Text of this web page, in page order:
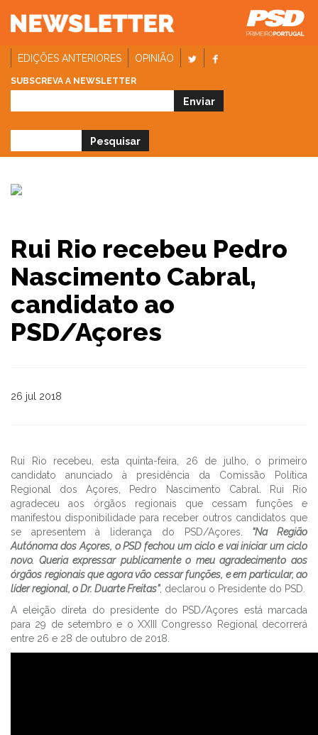
EDIÇÕES ANTERIORES OPINIÃO
SUBSCREVA A NEWSLETTER
Rui Rio recebeu Pedro
Nascimento Cabral,
candidato ao
PSD/Açores
26 jul 2018
Rui Rio recebeu, esta quinta-feira, 26 de julho, o primeiro
candidato anunciado à presidência da Comissão Política
Regional dos Açores, Pedro Nascimento Cabral. Rui Rio
agradeceu aos órgãos regionais que cessam funções e
manifestou disponibilidade para receber outros candidatos que
se apresentem à liderança do PSD/Açores. “Na Região
Autónoma dos Açores, o PSD fechou um ciclo e vai iniciar um ciclo
novo. Queria expressar publicamente o meu agradecimento aos
órgãos regionais que agora vão cessar funções, e em particular, ao
líder regional, o Dr. Duarte Freitas”, declarou o Presidente do PSD.
A eleição direta do presidente do PSD/Açores está marcada
para 29 de setembro e o XXIII Congresso Regional decorrerá
entre 26 e 28 de outubro de 2018.